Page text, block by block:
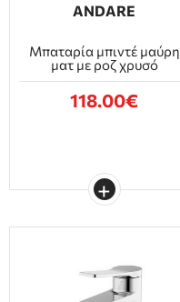
ANDARE
Μπαταρία μπιντέ μαύρη
ματ με ροζ χρυσό
118.00€